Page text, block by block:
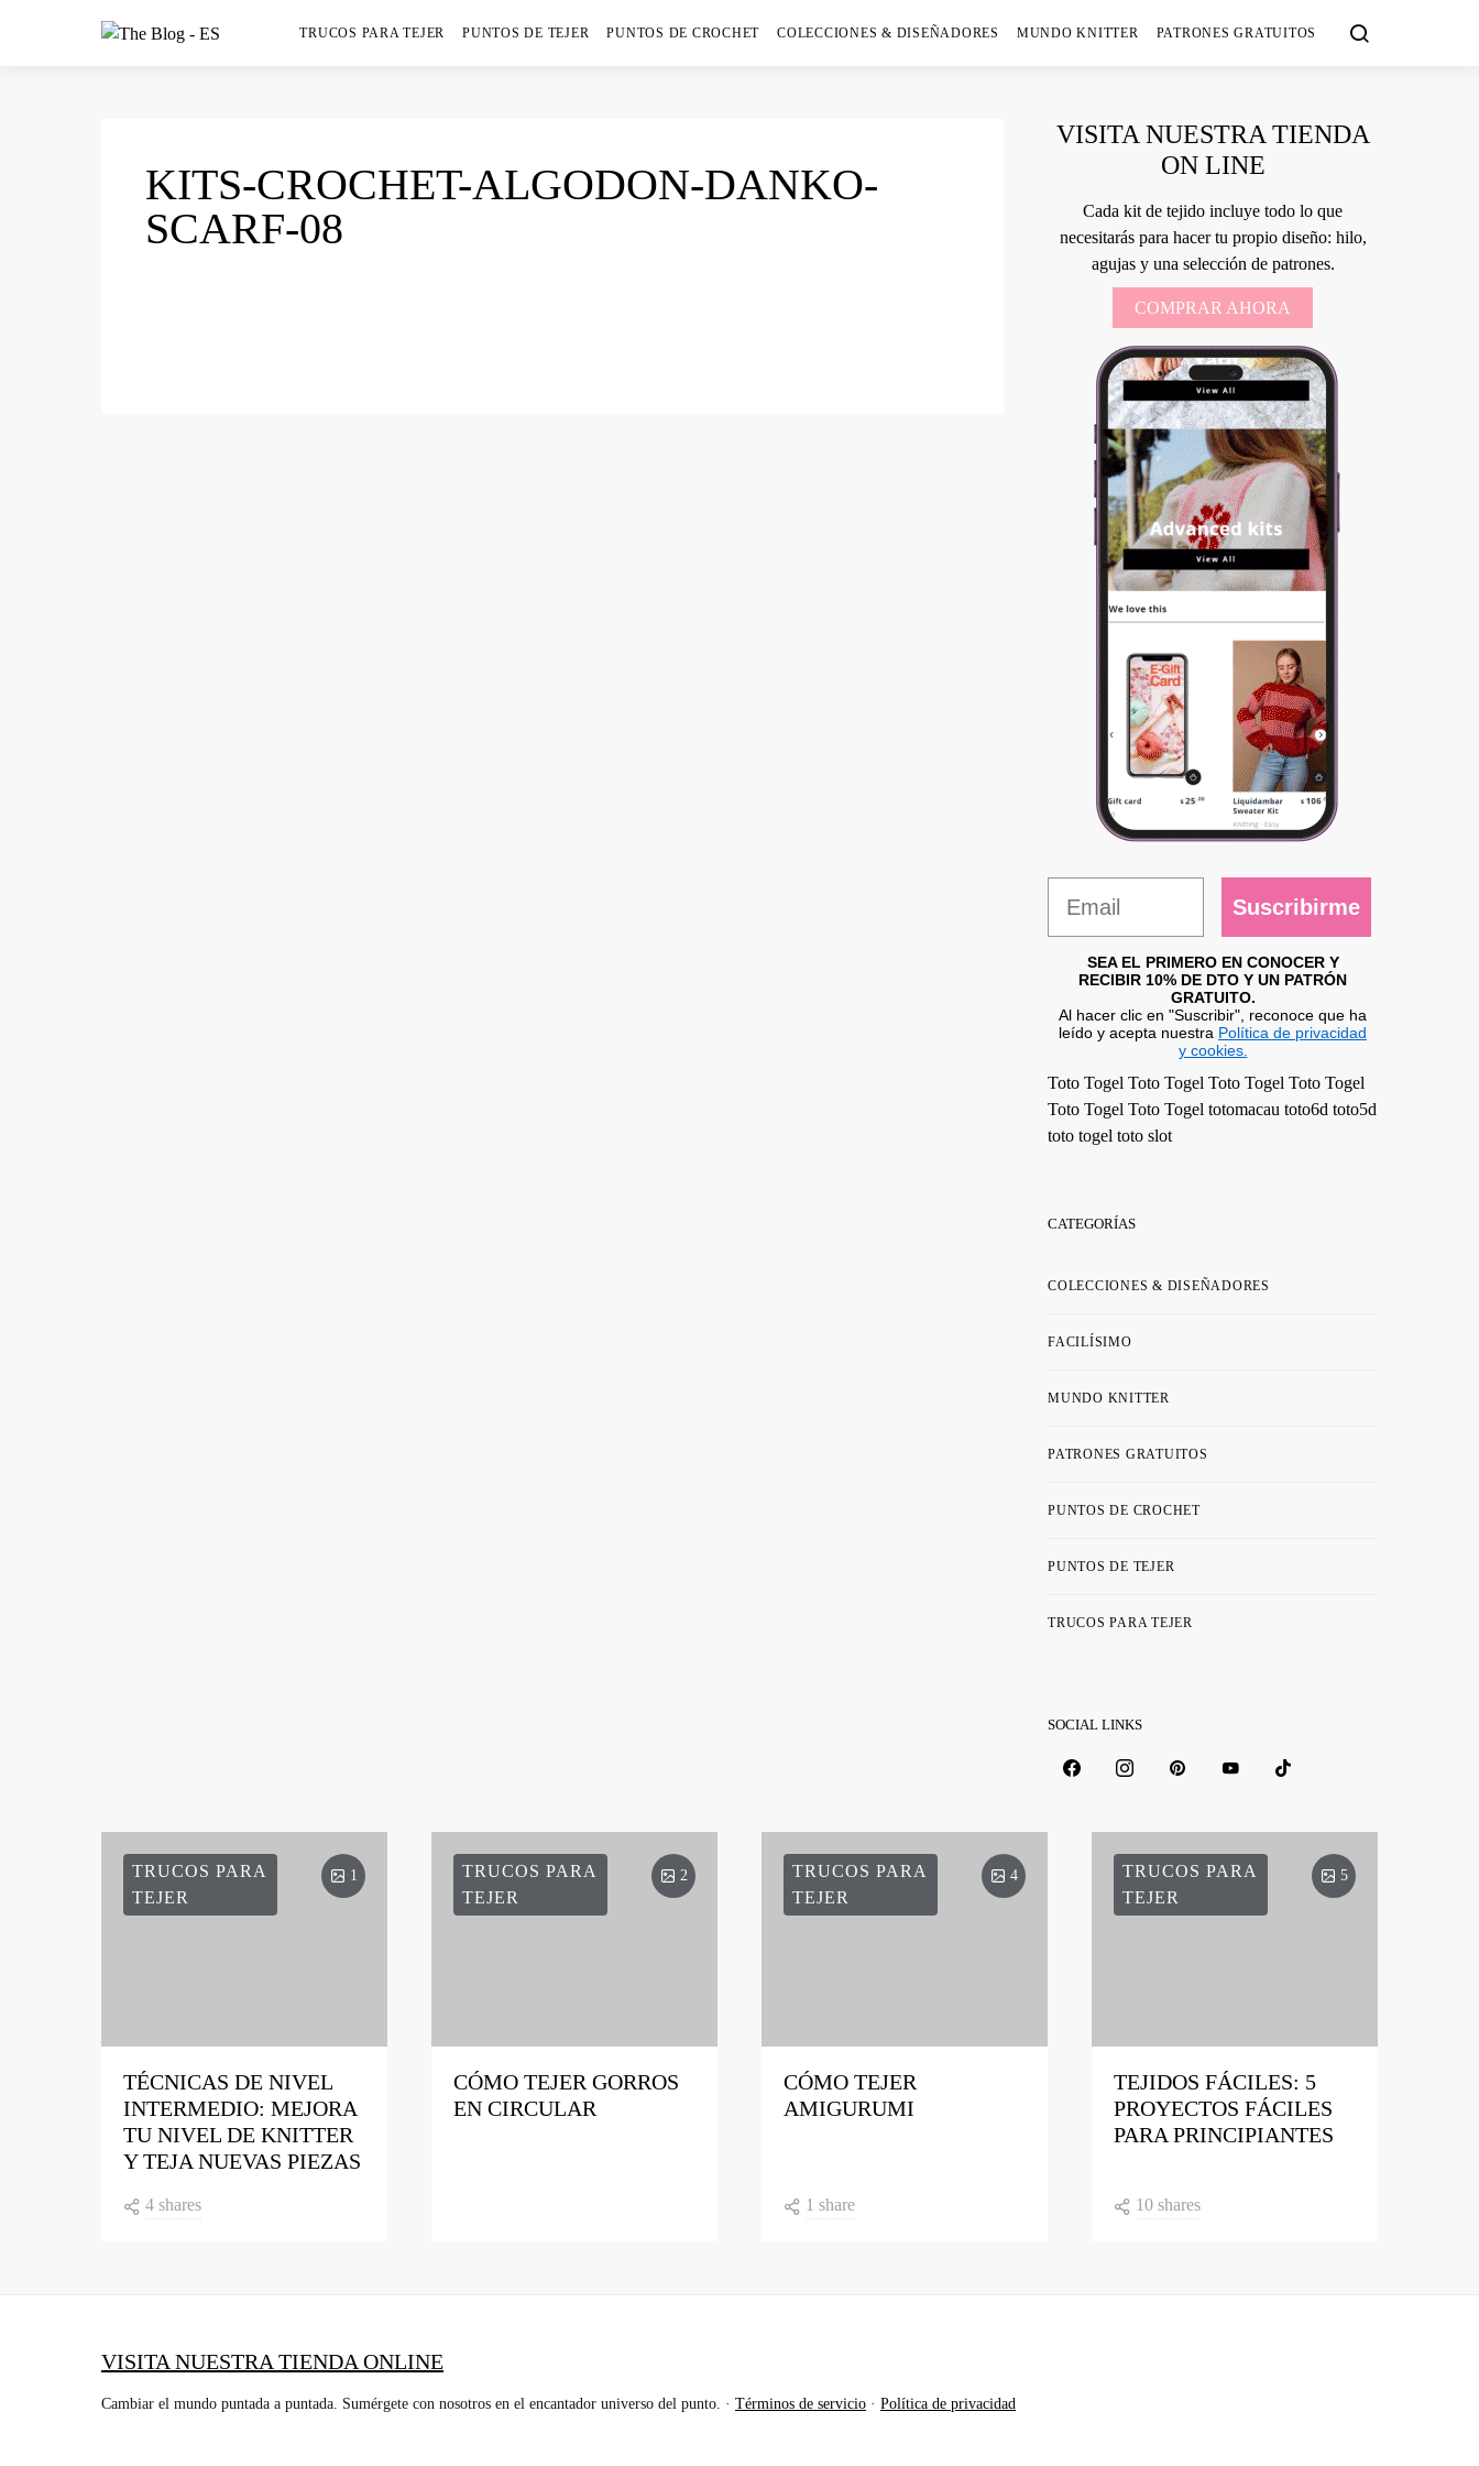
TRUCOS PARA TEJER PUNTOS DE TEJER PUNTOS DE CROCHET COLECCIONES & DISEÑADORES MUNDO KNITTER PATRONES GRATUITOS
KITS-CROCHET-ALGODON-DANKO-
SCARF-08
VISITA NUESTRA TIENDA
ON LINE
Cada kit de tejido incluye todo lo que
necesitarás para hacer tu propio diseño: hilo,
agujas y una selección de patrones.
COMPRAR AHORA
Suscribirme
SEA EL PRIMERO EN CONOCER Y
RECIBIR 10% DE DTO Y UN PATRÓN
GRATUITO.
Al hacer clic en "Suscribir", reconoce que ha
leído y acepta nuestra Política de privacidad
y cookies.
Toto Togel Toto Togel Toto Togel Toto Togel
Toto Togel Toto Togel totomacau toto6d toto5d
toto togel toto slot
CATEGORÍAS
COLECCIONES & DISEÑADORES
FACILÍSIMO
MUNDO KNITTER
PATRONES GRATUITOS
PUNTOS DE CROCHET
PUNTOS DE TEJER
TRUCOS PARA TEJER
SOCIAL LINKS
1
TRUCOS PARA
TEJER
TÉCNICAS DE NIVEL
INTERMEDIO: MEJORA
TU NIVEL DE KNITTER
Y TEJA NUEVAS PIEZAS
4 shares
2
TRUCOS PARA
TEJER
CÓMO TEJER GORROS
EN CIRCULAR
4
TRUCOS PARA
TEJER
CÓMO TEJER
AMIGURUMI
1 share
5
TRUCOS PARA
TEJER
TEJIDOS FÁCILES: 5
PROYECTOS FÁCILES
PARA PRINCIPIANTES
10 shares
VISITA NUESTRA TIENDA ONLINE
Cambiar el mundo puntada a puntada. Sumérgete con nosotros en el encantador universo del punto. · Términos de servicio · Política de privacidad